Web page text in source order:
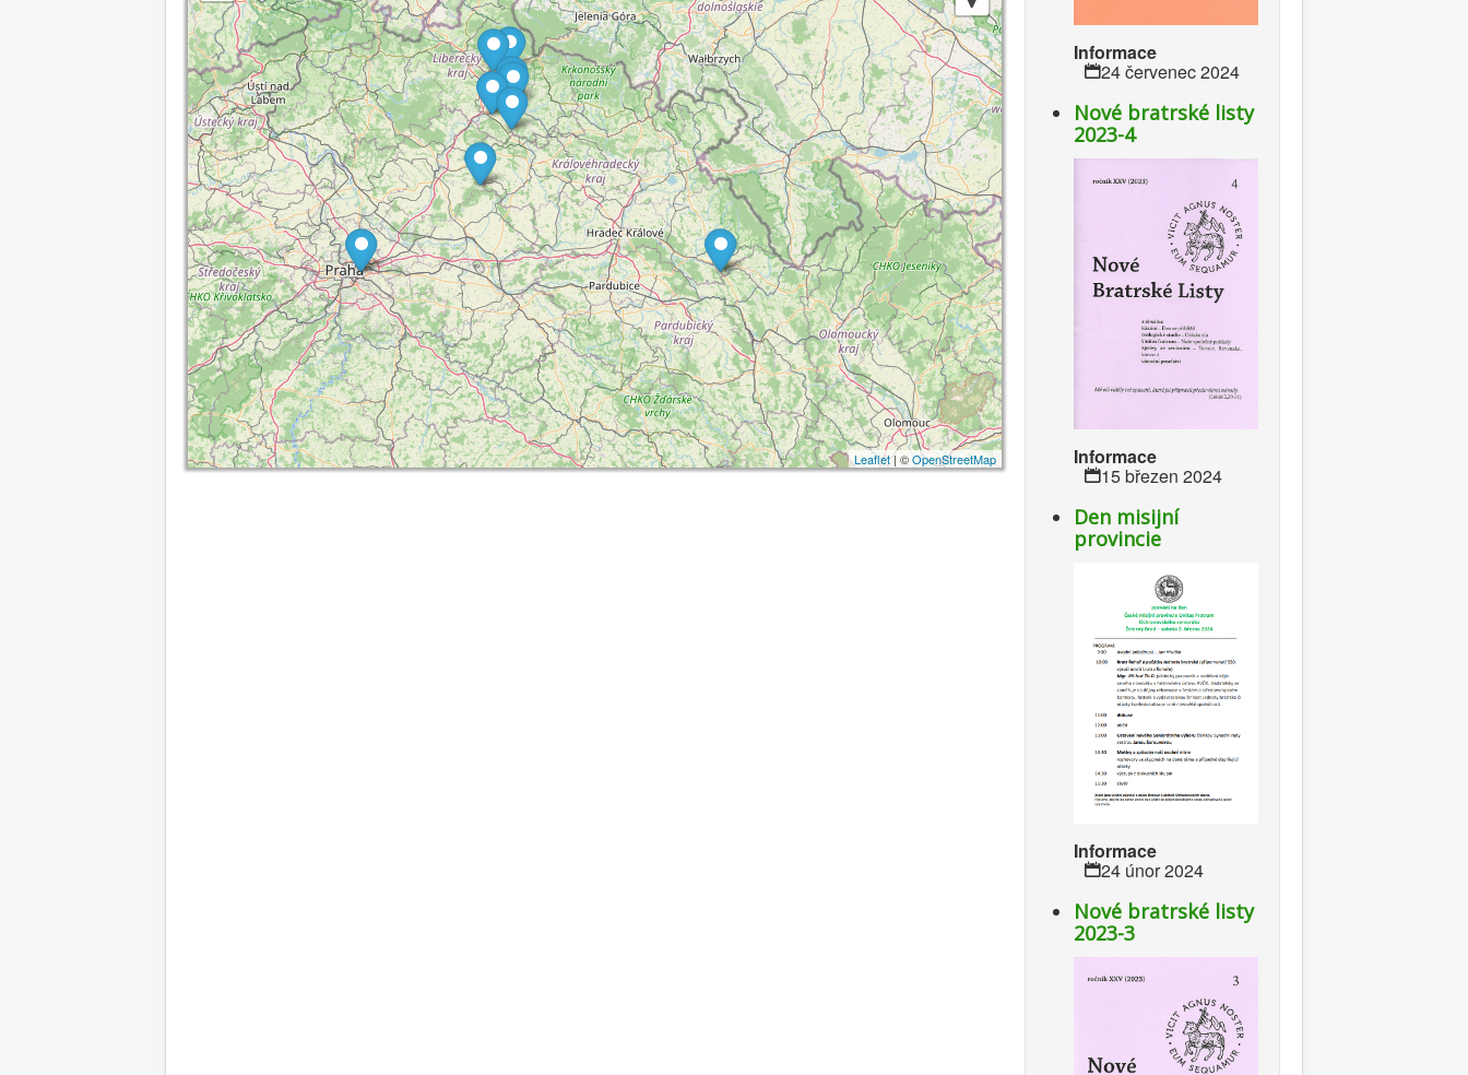
Leaflet| ©OpenStreetMap
Informace
24 červenec 2024
Nové bratrské listy
2023-4
Informace
15 březen 2024
Den misijní
provincie
Informace
24 únor 2024
Nové bratrské listy
2023-3